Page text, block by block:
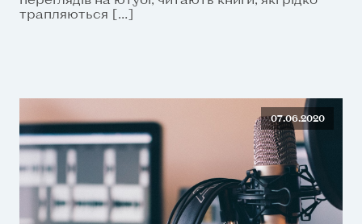
трапляються […]
07.06.2020